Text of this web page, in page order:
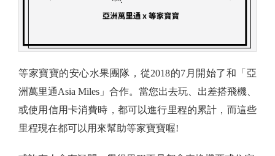
等家寶寶的安心水果團隊，從2018的7月開始了和「亞
洲萬里通Asia Miles」合作。當您出去玩、出差搭飛機、
或使用信用卡消費時，都可以進行里程的累計，而這些
里程現在都可以用來幫助等家寶寶喔!